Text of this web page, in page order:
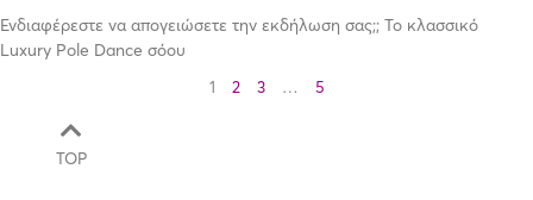
Ενδιαφέρεστε να απογειώσετε την εκδήλωση σας;; Το κλασσικό
Luxury Pole Dance σόου
1 2 3 … 5
TOP